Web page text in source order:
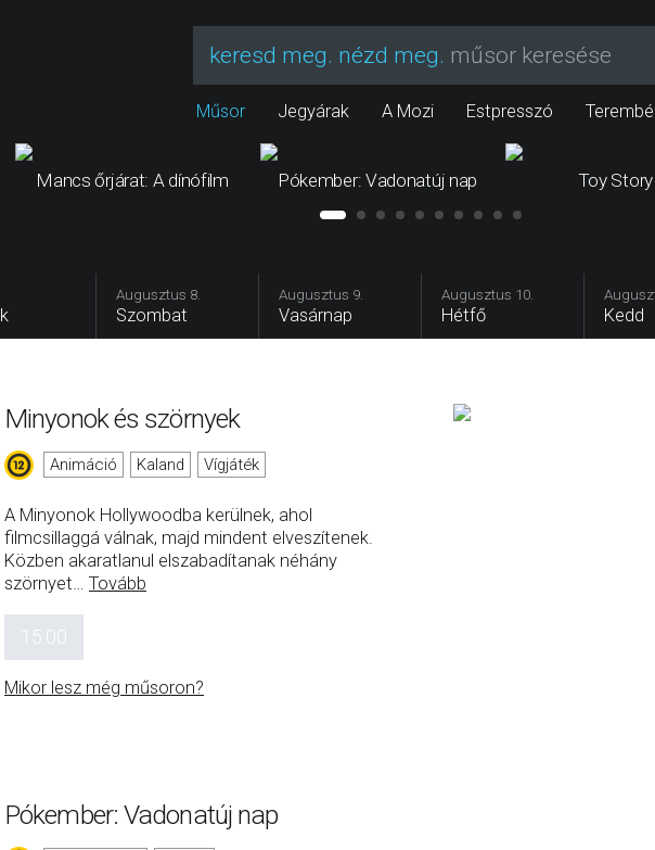
keresd meg. nézd meg. műsor keresése
Műsor Jegyárak A Mozi Estpresszó
Mancs őrjárat: A dínófilm Pókember: Vadonatúj nap Toy
Augusztus 8.
Szombat
Augusztus 9.
Vasárnap
Augusztus 10.
Hétfő Kedd
Minyonok és szörnyek
Animáció Kaland Vígjáték
A Minyonok Hollywoodba kerülnek, ahol
filmcsillaggá válnak, majd mindent elveszítenek.
Közben akaratlanul elszabadítanak néhány
szörnyet… Tovább
15:00
Mikor lesz még műsoron?
Pókember: Vadonatúj nap